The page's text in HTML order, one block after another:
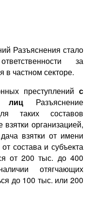
Разъяснения стало
за
в частном секторе.
преступлений с
лиц Разъяснение
таких составов
взятки организацией,
взятки от имени
состава и субъекта
от 200 тыс. до 400
отягчающих
до 100 тыс. или 200